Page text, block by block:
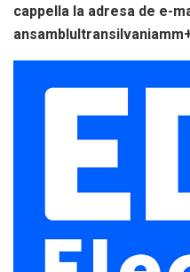
cappella la adresa de e-